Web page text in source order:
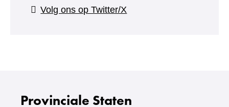
Volg ons op Twitter/X
Provinciale Staten